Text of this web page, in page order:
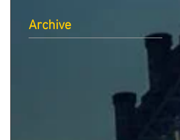
Archive